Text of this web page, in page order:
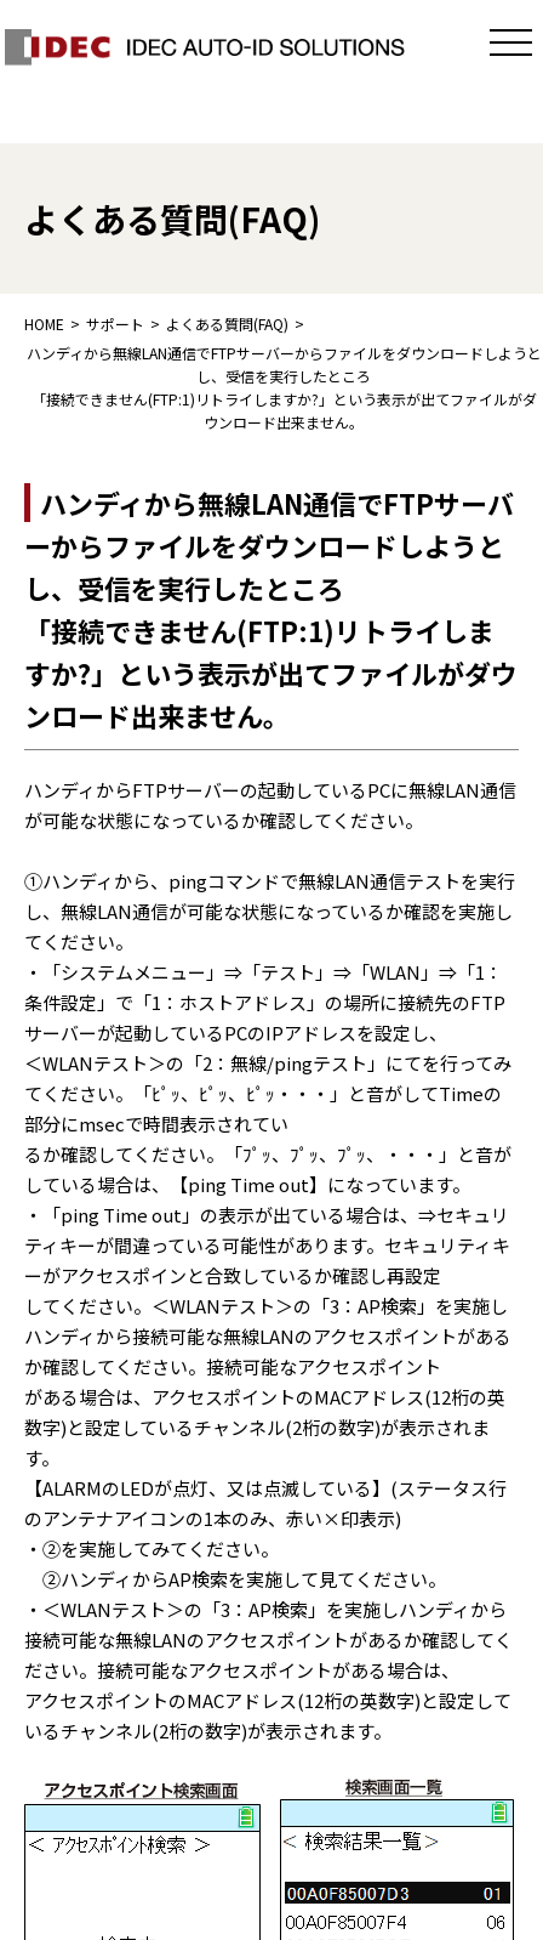
よくある質問(FAQ)
HOME サポート
よくある質問(FAQ)
ハンディから無線LAN通信でFTPサーバーからファイルをダウンロードしようと
し、受信を実行したところ
「接続できません(FTP:1)リトライしますか?」という表示が出てファイルがダ
ウンロード出来ません。
ハンディから無線LAN通信でFTPサーバ
ーからファイルをダウンロードしようと
し、受信を実行したところ
「接続できません(FTP:1)リトライしま
すか?」という表示が出てファイルがダウ
ンロード出来ません。
ハンディからFTPサーバーの起動しているPCに無線LAN通信
が可能な状態になっているか確認してください。
①ハンディから、pingコマンドで無線LAN通信テストを実行
し、無線LAN通信が可能な状態になっているか確認を実施し
てください。
・「システムメニュー」⇒「テスト」⇒「WLAN」⇒「1：
条件設定」で「1：ホストアドレス」の場所に接続先のFTP
サーバーが起動しているPCのIPアドレスを設定し、
＜WLANテスト＞の「2：無線/pingテスト」にてを行ってみ
てください。「ﾋﾟｯ、ﾋﾟｯ、ﾋﾟｯ・・・」と音がしてTimeの
部分にmsecで時間表示されてい
るか確認してください。「ﾌﾟｯ、ﾌﾟｯ、ﾌﾟｯ、・・・」と音が
している場合は、【ping Time out】になっています。
・「ping Time out」の表示が出ている場合は、⇒セキュリ
ティキーが間違っている可能性があります。セキュリティキ
ーがアクセスポインと合致しているか確認し再設定
してください。＜WLANテスト＞の「3：AP検索」を実施し
ハンディから接続可能な無線LANのアクセスポイントがある
か確認してください。接続可能なアクセスポイント
がある場合は、アクセスポイントのMACアドレス(12桁の英
数字)と設定しているチャンネル(2桁の数字)が表示されま
す。
【ALARMのLEDが点灯、又は点滅している】(ステータス行
のアンテナアイコンの1本のみ、赤い×印表示)
・②を実施してみてください。
②ハンディからAP検索を実施して見てください。
・＜WLANテスト＞の「3：AP検索」を実施しハンディから
接続可能な無線LANのアクセスポイントがあるか確認してく
ださい。接続可能なアクセスポイントがある場合は、
アクセスポイントのMACアドレス(12桁の英数字)と設定して
いるチャンネル(2桁の数字)が表示されます。